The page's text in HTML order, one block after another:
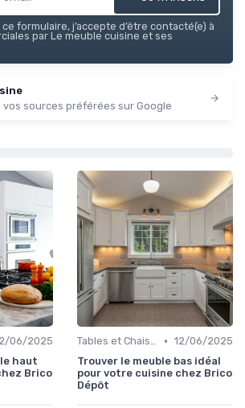
formulaire, j’accepte d’être contacté(e) à
par Le meuble cuisine et ses
sources préférées sur Google
06/2025
haut
Brico
Tables et Chaises • 12/06/2025
Trouver le meuble bas idéal
pour votre cuisine chez Brico
Dépôt